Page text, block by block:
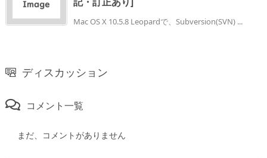
Mac OS X 10.5.8 Leopardで、Subversion(SVN) ...
ディスカッション
コメント一覧
まだ、コメントがありません